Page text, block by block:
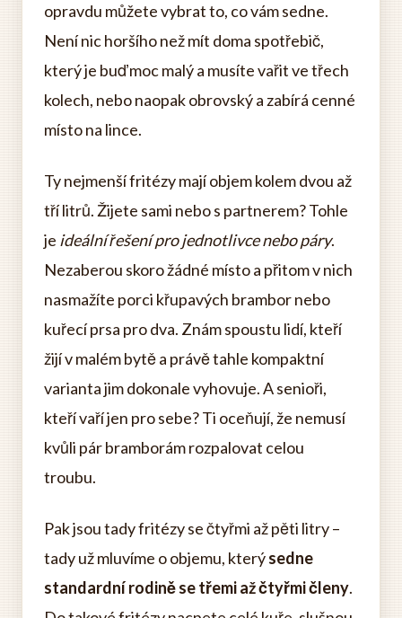
opravdu můžete vybrat to, co vám sedne.
Není nic horšího než mít doma spotřebič,
který je buď moc malý a musíte vařit ve třech
kolech, nebo naopak obrovský a zabírá cenné
místo na lince.
Ty nejmenší fritézy mají objem kolem dvou až
tří litrů. Žijete sami nebo s partnerem? Tohle
je ideální řešení pro jednotlivce nebo páry.
Nezaberou skoro žádné místo a přitom v nich
nasmažíte porci křupavých brambor nebo
kuřecí prsa pro dva. Znám spoustu lidí, kteří
žijí v malém bytě a právě tahle kompaktní
varianta jim dokonale vyhovuje. A senioři,
kteří vaří jen pro sebe? Ti oceňují, že nemusí
kvůli pár bramborám rozpalovat celou
troubu.
Pak jsou tady fritézy se čtyřmi až pěti litry –
tady už mluvíme o objemu, kterýsedne
standardní rodině se třemi až čtyřmi členy.